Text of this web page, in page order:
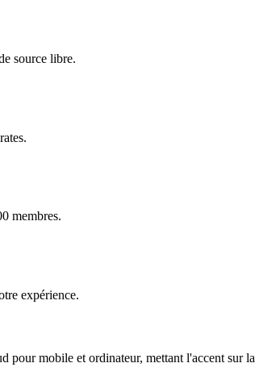
source libre.
membres.
expérience.
pour mobile et ordinateur, mettant l'accent sur